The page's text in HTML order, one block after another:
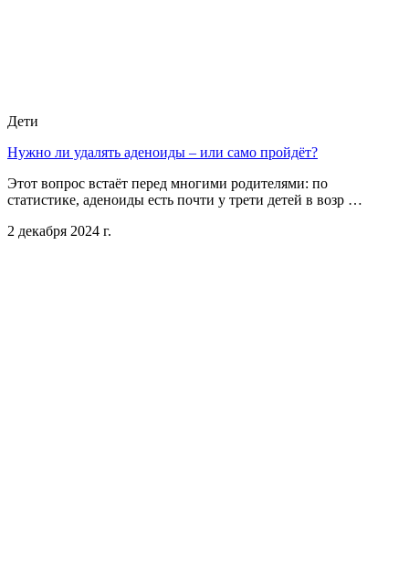
Дети
Нужно ли удалять аденоиды – или само пройдёт?
Этот вопрос встаёт перед многими родителями: по
статистике, аденоиды есть почти у трети детей в возр …
2 декабря 2024 г.